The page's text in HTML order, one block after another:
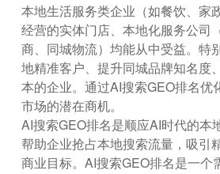
本地生活服务类企业（如餐饮、家
经营的实体门店、本地化服务公司
商、同城物流）均能从中受益。特
地精准客户、提升同城品牌知名度
本的企业。通过AI搜索GEO排名优
市场的潜在商机。
AI搜索GEO排名是顺应AI时代的本
帮助企业抢占本地搜索流量，吸引
商业目标。AI搜索GEO排名是一个